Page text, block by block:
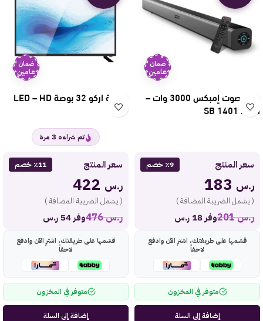
ضمان
عامين
مكبر صوت إمبكس 3000 وات –
أسود SB 1401
سعر المنتج ٪9 خصم
ر.س
( يشمل الضريبة المضافة )
ر.س201 وفر 18 ر.س
قسّمها على طريقتك، اشترِ الآن وادفع
لاحقاً
متوفر في المخزون
إضافة إلى السلة
ضمان
عامين
شاشة اركو 32 بوصة LED – HD
تم شراءه 3 مرة
سعر المنتج ٪11 خصم
ر.س
( يشمل الضريبة المضافة )
ر.س476 وفر 54 ر.س
قسّمها على طريقتك، اشترِ الآن وادفع
لاحقاً
متوفر في المخزون
إضافة إلى السلة